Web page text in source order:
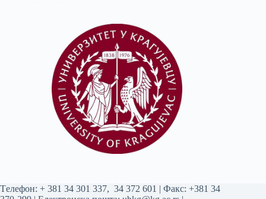
Tелефон: + 381 34 301 337, 34 372 601 | Факс: +381 34